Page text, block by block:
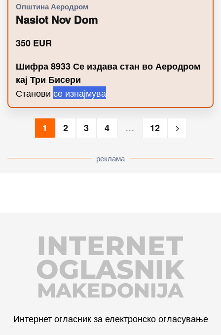
Општина Аеродром
Nasiot Nov Dom
350 EUR
Шифра 8933 Се издава стан во Аеродром
кај Три Бисери
Станови се изнајмува
1 2 3 4 … 12
реклама
INTERNET
MAKEDONIJA
OGLASNIK
Интернет огласник за електронско огласување